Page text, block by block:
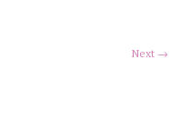
Next →